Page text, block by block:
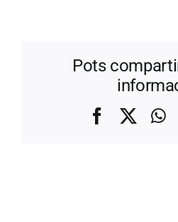
Pots
Facebook